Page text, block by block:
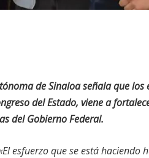
de Sinaloa señala que
del Estado, viene a
del Gobierno Federal.
esfuerzo que se está haciendo